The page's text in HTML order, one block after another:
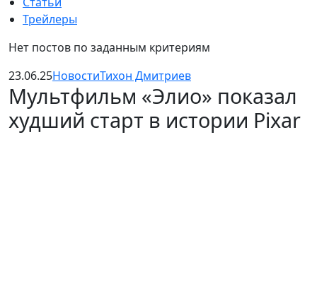
Трейлеры
Нет постов по заданным критериям
23.06.25НовостиТихон Дмитриев
Мультфильм «Элио» показал
худший старт в истории Pixar